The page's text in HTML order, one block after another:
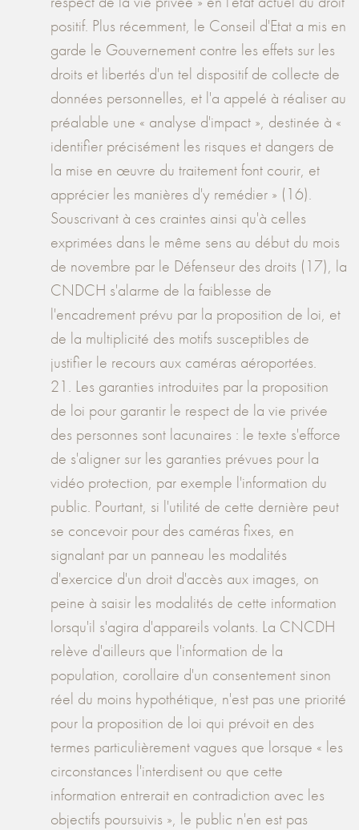
positif. Plus récemment, le Conseil d'Etat a mis en
garde le Gouvernement contre les effets sur les
droits et libertés d'un tel dispositif de collecte de
données personnelles, et l'a appelé à réaliser au
préalable une « analyse d'impact », destinée à «
identifier précisément les risques et dangers de
la mise en œuvre du traitement font courir, et
apprécier les manières d'y remédier » (16).
Souscrivant à ces craintes ainsi qu'à celles
exprimées dans le même sens au début du mois
de novembre par le Défenseur des droits (17), la
CNDCH s'alarme de la faiblesse de
l'encadrement prévu par la proposition de loi, et
de la multiplicité des motifs susceptibles de
justifier le recours aux caméras aéroportées.
21. Les garanties introduites par la proposition
de loi pour garantir le respect de la vie privée
des personnes sont lacunaires : le texte s'efforce
de s'aligner sur les garanties prévues pour la
vidéo protection, par exemple l'information du
public. Pourtant, si l'utilité de cette dernière peut
se concevoir pour des caméras fixes, en
signalant par un panneau les modalités
d'exercice d'un droit d'accès aux images, on
peine à saisir les modalités de cette information
lorsqu'il s'agira d'appareils volants. La CNCDH
relève d'ailleurs que l'information de la
population, corollaire d'un consentement sinon
réel du moins hypothétique, n'est pas une priorité
pour la proposition de loi qui prévoit en des
termes particulièrement vagues que lorsque « les
circonstances l'interdisent ou que cette
information entrerait en contradiction avec les
objectifs poursuivis », le public n'en est pas